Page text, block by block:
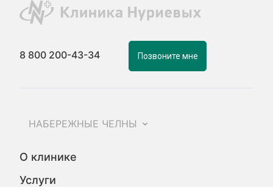
8 800 200-43-34 Позвоните мне
НАБЕРЕЖНЫЕ ЧЕЛНЫ
О клинике
Услуги